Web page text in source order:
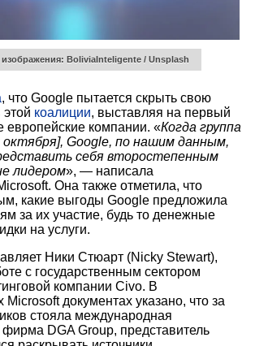
изображения: BoliviaInteligente / Unsplash
, что Google пытается скрыть свою
коалиции, выставляя на первый
европейские компании. «Когда группа
октября], Google, по нашим данным,
себя второстепенным
лидером», — написала
Она также отметила, что
какие выгоды Google предложила
за их участие, будь то денежные
на услуги.
Ники Стюарт (Nicky Stewart),
с государственным сектором
компании Civo. В
документах указано, что за
стояла международная
фирма DGA Group, представитель